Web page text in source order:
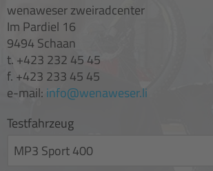
wenaweser zweiradcenter
Im Pardiel 16
9494 Schaan
t. +423 232 45 45
f. +423 233 45 45
e-mail: info@wenaweser.li
Testfahrzeug